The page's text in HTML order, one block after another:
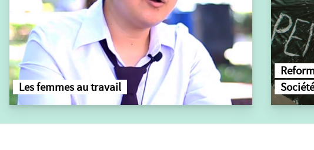
Les femmes au travail